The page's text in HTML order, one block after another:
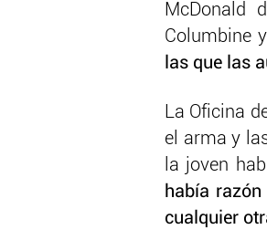
McDonald
Columbine
las que las
La Oficina
el arma y
la joven
había
cualquier